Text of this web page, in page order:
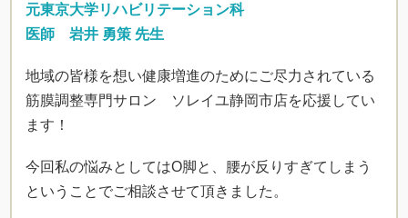
元東京大学リハビリテーション科
医師 岩井 勇策 先生
地域の皆様を想い健康増進のためにご尽力されている
筋膜調整専門サロン ソレイユ静岡市店を応援してい
ます！
今回私の悩みとしてはO脚と、腰が反りすぎてしまう
ということでご相談させて頂きました。